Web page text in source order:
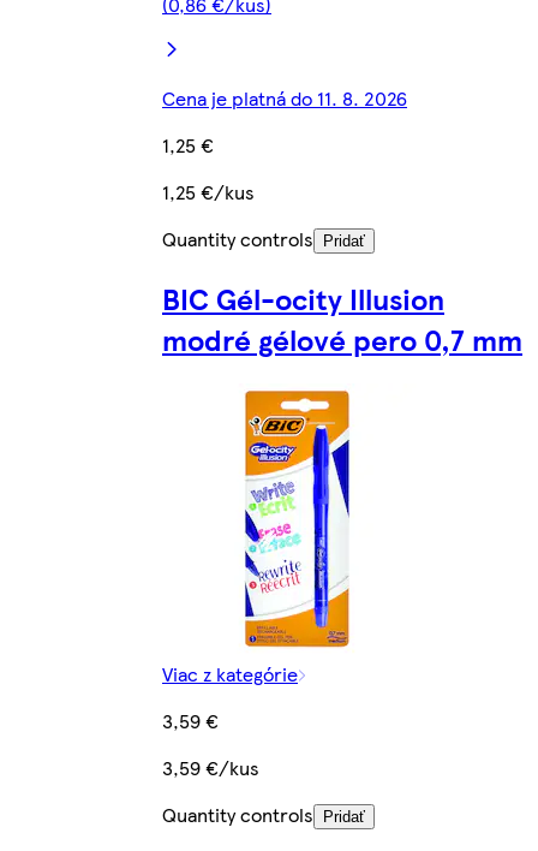
Cena je platná do 11. 8. 2026
1,25 €
1,25 €/kus
Quantity controls
Pridať
BIC Gél-ocity Illusion
modré gélové pero 0,7 mm
Viac z kategórie
3,59 €
3,59 €/kus
Quantity controls
Pridať